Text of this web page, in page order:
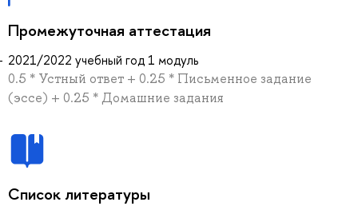
Промежуточная аттестация
2021/2022 учебный год 1 модуль
0.5 * Устный ответ + 0.25 * Письменное задание
(эссе) + 0.25 * Домашние задания
Список литературы